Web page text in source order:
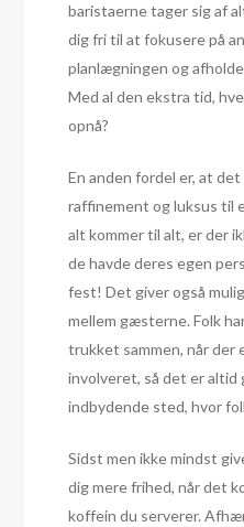
baristaerne tager sig af
dig fri til at fokusere på
planlægningen og
Med al den ekstra tid,
opnå?
En anden fordel er, at
raffinement og luksus til
alt kommer til alt, er der
de havde deres egen
fest! Det giver også
mellem gæsterne. Folk
trukket sammen, når der
involveret, så det er altid
indbydende sted, hvor
Sidst men ikke mindst
dig mere frihed, når det
koffein du serverer.